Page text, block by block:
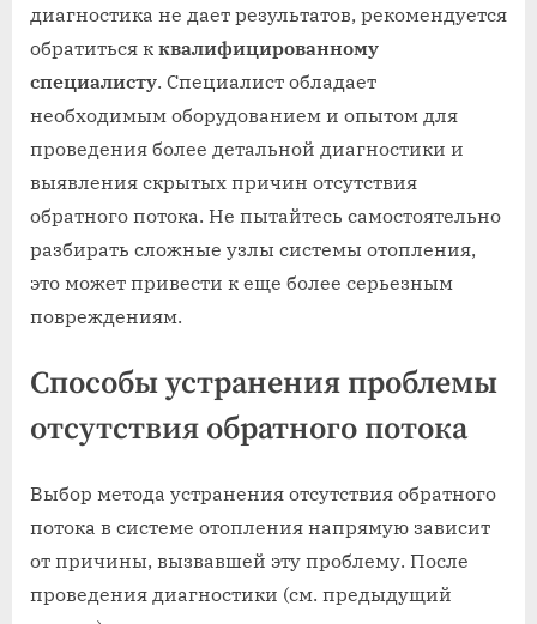
диагностика не дает результатов, рекомендуется
обратиться к квалифицированному
специалисту. Специалист обладает
необходимым оборудованием и опытом для
проведения более детальной диагностики и
выявления скрытых причин отсутствия
обратного потока. Не пытайтесь самостоятельно
разбирать сложные узлы системы отопления,
это может привести к еще более серьезным
повреждениям.
Способы устранения проблемы
отсутствия обратного потока
Выбор метода устранения отсутствия обратного
потока в системе отопления напрямую зависит
от причины, вызвавшей эту проблему. После
проведения диагностики (см. предыдущий